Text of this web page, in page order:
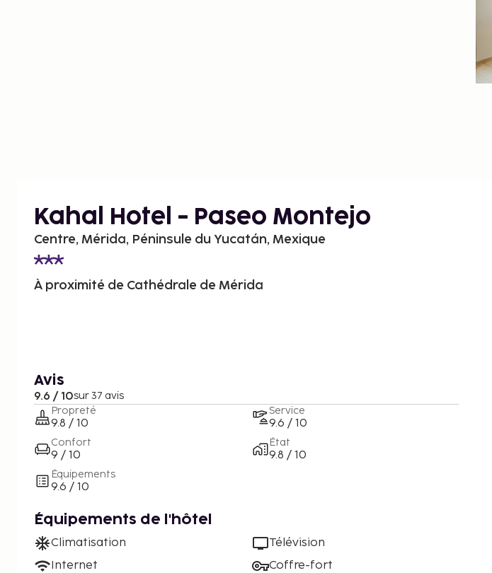
Kahal Hotel - Paseo Montejo
Centre, Mérida, Péninsule du Yucatán, Mexique
À proximité de Cathédrale de Mérida
Avis
9.6 / 10sur 37 avis
Propreté
9.8 / 10
Confort
9 / 10
Équipements
9.6 / 10
Service
9.6 / 10
État
9.8 / 10
Équipements de l'hôtel
Climatisation
Internet
Télévision
Coffre-fort